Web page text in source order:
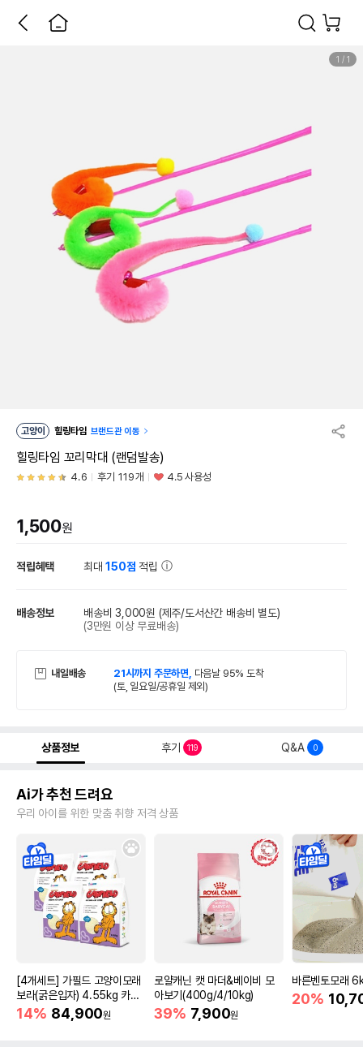
1 / 1
고양이 힐링타임 브랜드관 이동
힐링타임 꼬리막대 (랜덤발송)
4.6 후기 119개 4.5 사용성
1,500원
적립혜택 최대150점 적립
배송정보 배송비 3,000원 (제주/도서산간 배송비 별도)
(3만원 이상 무료배송)
내일배송 21시까지 주문하면, 다음날 95% 도착
(토, 일요일/공휴일 제외)
상품정보 후기 119 Q&A 0
Ai가 추천 드려요
우리 아이를 위한 맞춤 취향 저격 상품
[4개세트] 가필드 고양이모래
보라(굵은입자) 4.55kg 카사
바모래
14% 84,900원
로얄캐닌 캣 마더&베이비 모
아보기(400g/4/10kg)
39% 7,900원
바른벤토모래
20%